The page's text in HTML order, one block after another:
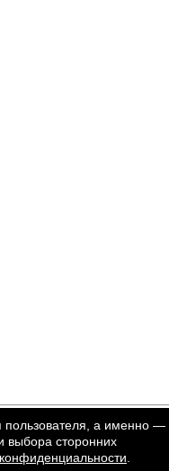
пользователя, а именно —
выбора сторонних